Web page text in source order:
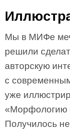
Мы в МИФе
решили
авторскую
с
уже
«Морфологию
Получилось